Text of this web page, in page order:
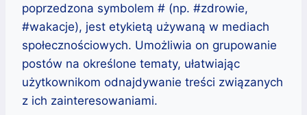
poprzedzona symbolem # (np. #zdrowie,
#wakacje), jest etykietą używaną w mediach
społecznościowych. Umożliwia on grupowanie
postów na określone tematy, ułatwiając
użytkownikom odnajdywanie treści związanych
z ich zainteresowaniami.